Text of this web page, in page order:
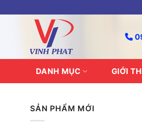
to
DANH MỤC GIỚI
SẢN PHẨM MỚI